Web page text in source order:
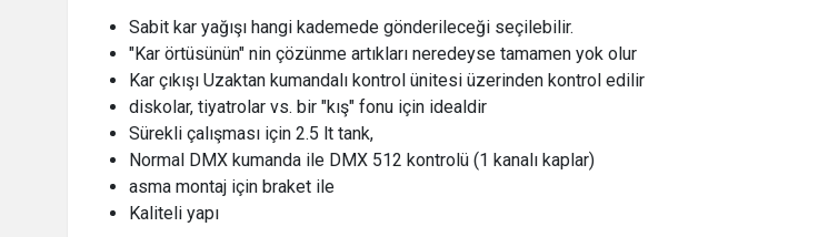
Sabit kar yağışı hangi kademede gönderileceği seçilebilir.
"Kar örtüsünün" nin çözünme artıkları neredeyse tamamen yok olur
Kar çıkışı Uzaktan kumandalı kontrol ünitesi üzerinden kontrol edilir
diskolar, tiyatrolar vs. bir "kış" fonu için idealdir
Sürekli çalışması için 2.5 lt tank,
Normal DMX kumanda ile DMX 512 kontrolü (1 kanalı kaplar)
asma montaj için braket ile
Kaliteli yapı